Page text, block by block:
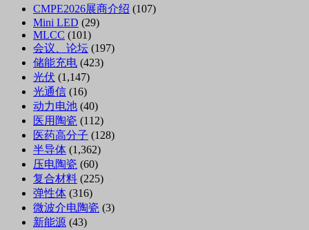
CMPE2026展商介绍 (107)
Mini LED (29)
MLCC (101)
会议、论坛 (197)
储能充电 (423)
光伏 (1,147)
光通信 (16)
动力电池 (40)
医用陶瓷 (112)
医药高分子 (128)
半导体 (1,362)
压电陶瓷 (60)
复合材料 (225)
弹性体 (316)
微波介电陶瓷 (3)
新能源 (43)